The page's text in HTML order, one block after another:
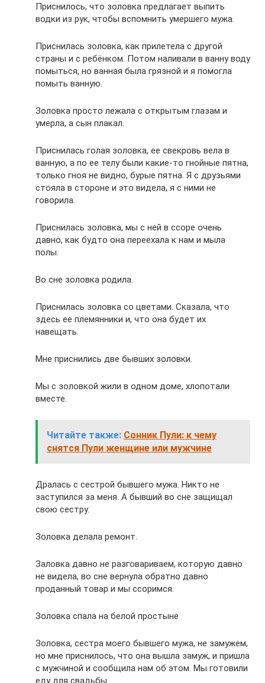
Приснилось, что золовка предлагает выпить
водки из рук, чтобы вспомнить умершего мужа.
Приснилась золовка, как прилетела с другой
страны и с ребёнком. Потом наливали в ванну воду
помыться, но ванная была грязной и я помогла
помыть ванную.
Золовка просто лежала с открытым глазам и
умерла, а сын плакал.
Приснилась голая золовка, ее свекровь вела в
ванную, а по ее телу были какие-то гнойные пятна,
только гноя не видно, бурые пятна. Я с друзьями
стояла в стороне и это видела, я с ними не
говорила.
Приснилась золовка, мы с ней в ссоре очень
давно, как будто она переехала к нам и мыла
полы.
Во сне золовка родила.
Приснилась золовка со цветами. Сказала, что
здесь ее племянники и, что она будет их
навещать.
Мне приснились две бывших золовки.
Мы с золовкой жили в одном доме, хлопотали
вместе.
Читайте также: Сонник Пули: к чему
снятся Пули женщине или мужчине
Дралась с сестрой бывшего мужа. Никто не
заступился за меня. А бывший во сне защищал
свою сестру.
Золовка делала ремонт.
Заловка давно не разговариваем, которую давно
не видела, во сне вернула обратно давно
проданный товар и мы ссоримся.
Золовка спала на белой простыне
Золовка, сестра моего бывшего мужа, не замужем,
но мне приснилось, что она вышла замуж, и пришла
с мужчиной и сообщила нам об этом. Мы готовили
еду для свадьбы.